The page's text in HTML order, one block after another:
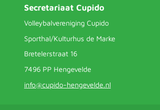
Secretariaat Cupido
Volleybalvereniging Cupido
Sporthal/Kulturhus de Marke
Bretelerstraat 16
7496 PP Hengevelde
info@cupido-hengevelde.nl